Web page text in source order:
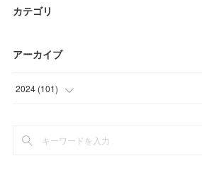
カテゴリ
アーカイブ
2024 (101)